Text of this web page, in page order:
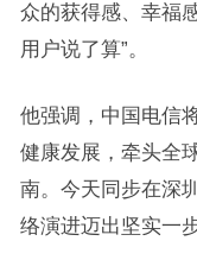
众的获得感、幸福
用户说了算”。
他强调，中国电信
健康发展，牵头全
南。今天同步在深
络演进迈出坚实一步